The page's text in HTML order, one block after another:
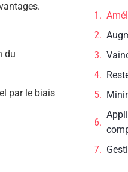
du
par le biais